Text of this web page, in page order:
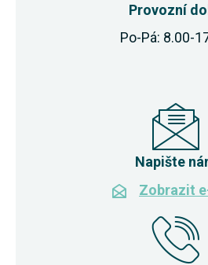
Provozní
Po-Pá: 8.00-
Napište
Zobrazit